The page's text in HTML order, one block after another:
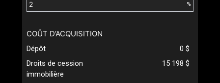
%
COÛT D’ACQUISITION
Dépôt
0 $
Droits de cession
immobilière
15 198 $